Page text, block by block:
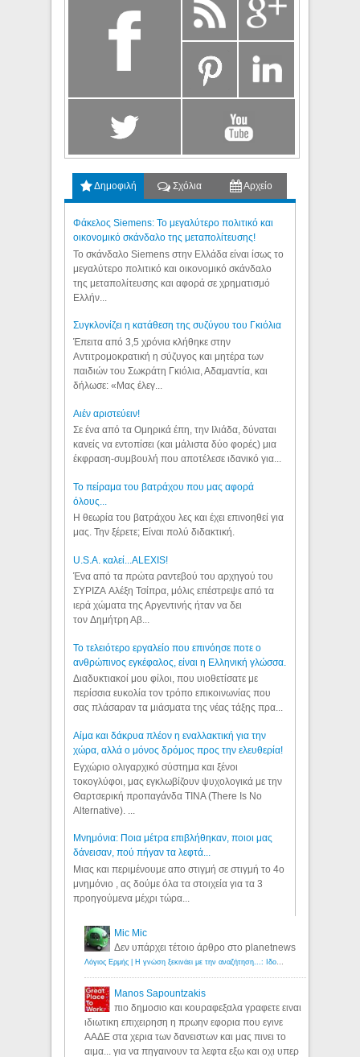
Δημοφιλή Σχόλια Αρχείο
Φάκελος Siemens: Το μεγαλύτερο πολιτικό και
οικονομικό σκάνδαλο της μεταπολίτευσης!
Το σκάνδαλο Siemens στην Ελλάδα είναι ίσως το
μεγαλύτερο πολιτικό και οικονομικό σκάνδαλο
της μεταπολίτευσης και αφορά σε χρηματισμό
Ελλήν...
Συγκλονίζει η κατάθεση της συζύγου του Γκιόλια
Έπειτα από 3,5 χρόνια κλήθηκε στην
Αντιτρομοκρατική η σύζυγος και μητέρα των
παιδιών του Σωκράτη Γκιόλια, Αδαμαντία, και
δήλωσε: «Μας έλεγ...
Aιέν αριστεύειν!
Σε ένα από τα Ομηρικά έπη, την Ιλιάδα, δύναται
κανείς να εντοπίσει (και μάλιστα δύο φορές) μια
έκφραση-συμβουλή που αποτέλεσε ιδανικό για...
Το πείραμα του βατράχου που μας αφορά
όλους...
Η θεωρία του βατράχου λες και έχει επινοηθεί για
μας. Την ξέρετε; Είναι πολύ διδακτική.
U.S.A. καλεί...ALEXIS!
Ένα από τα πρώτα ραντεβού του αρχηγού του
ΣΥΡΙΖΑ Αλέξη Τσίπρα, μόλις επέστρεψε από τα
ιερά χώματα της Αργεντινής ήταν να δει
τον Δημήτρη Αβ...
Το τελειότερο εργαλείο που επινόησε ποτε ο
ανθρώπινος εγκέφαλος, είναι η Ελληνική γλώσσα.
Διαδυκτιακοί μου φίλοι, που υιοθετίσατε με
περίσσια ευκολία τον τρόπο επικοινωνίας που
σας πλάσαραν τα μιάσματα της νέας τάξης πρα...
Αίμα και δάκρυα πλέον η εναλλακτική για την
χώρα, αλλά ο μόνος δρόμος προς την ελευθερία!
Εγχώριο ολιγαρχικό σύστημα και ξένοι
τοκογλύφοι, μας εγκλωβίζουν ψυχολογικά με την
Θαρτσερική προπαγάνδα TINA (There Is No
Alternative). ...
Μνημόνια: Ποια μέτρα επιβλήθηκαν, ποιοι μας
δάνεισαν, πού πήγαν τα λεφτά...
Μιας και περιμένουμε απο στιγμή σε στιγμή το 4ο
μνημόνιο , ας δούμε όλα τα στοιχεία για τα 3
προηγούμενα μέχρι τώρα...
Mic Mic
Δεν υπάρχει τέτοιο άρθρο στο planetnews
Λόγιος Ερμής | Η γνώση ξεκινάει με την αναζήτηση...: Ιδού οι 18 που χρωστούν 11 δις ευρώ!
Manos Sapountzakis
πιο δημοσιο και κουραφεξαλα γραφετε ειναι
ιδιωτικη επιχειρηση η πρωην εφορια που εγινε
ΑΑΔΕ στα χερια των δανειστων και μας πινει το
αιμα... για να πηγαινουν τα λεφτα εξω και οχι υπερ